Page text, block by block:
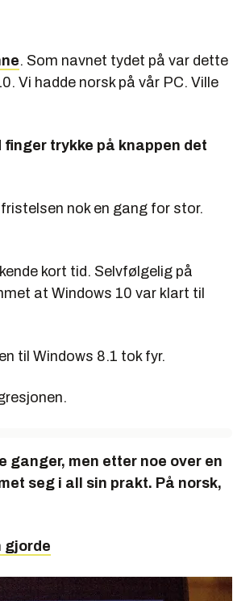
. Som navnet tydet på var dette
Vi hadde norsk på vår PC. Ville
trykke på knappen det
nok en gang for stor.
kort tid. Selvfølgelig på
at Windows 10 var klart til
til Windows 8.1 tok fyr.
men etter noe over en
seg i all sin prakt. På norsk,
gjorde